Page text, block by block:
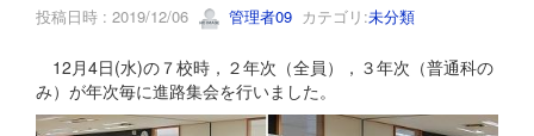
投稿日時 : 2019/12/06 管理者09 カテゴリ:未分類
12月4日(水)の７校時，２年次（全員），３年次（普通科の
み）が年次毎に進路集会を行いました。